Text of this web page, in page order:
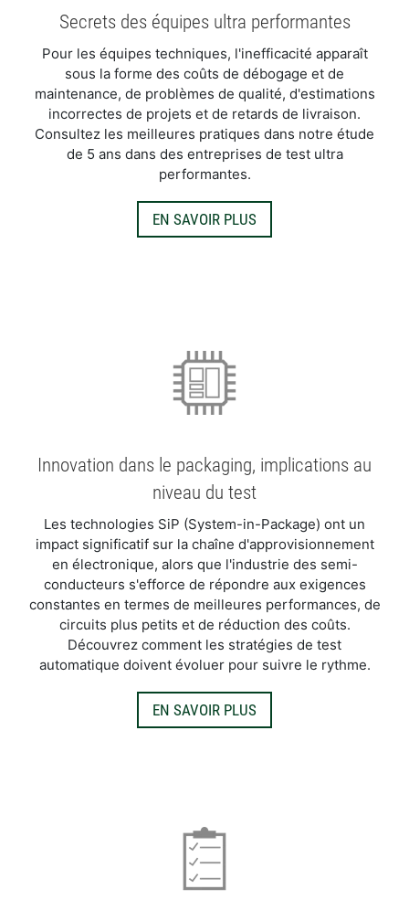
Secrets des équipes ultra performantes
Pour les équipes techniques, l'inefficacité apparaît
sous la forme des coûts de débogage et de
maintenance, de problèmes de qualité, d'estimations
incorrectes de projets et de retards de livraison.
Consultez les meilleures pratiques dans notre étude
de 5 ans dans des entreprises de test ultra
performantes.
EN SAVOIR PLUS
Innovation dans le packaging, implications au
niveau du test
Les technologies SiP (System-in-Package) ont un
impact significatif sur la chaîne d'approvisionnement
en électronique, alors que l'industrie des semi-
conducteurs s'efforce de répondre aux exigences
constantes en termes de meilleures performances, de
circuits plus petits et de réduction des coûts.
Découvrez comment les stratégies de test
automatique doivent évoluer pour suivre le rythme.
EN SAVOIR PLUS